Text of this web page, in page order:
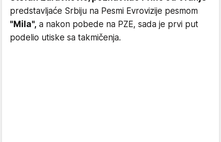
predstavljaće Srbiju na Pesmi Evrovizije pesmom
"Mila", a nakon pobede na PZE, sada je prvi put
podelio utiske sa takmičenja.